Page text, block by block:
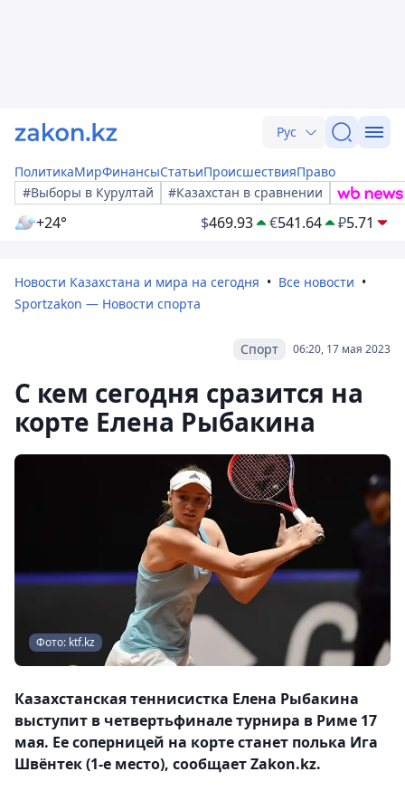
Рус
ПолитикаМирФинансыСтатьиПроисшествияПраво
#Выборы в Курултай
#Казахстан в сравнении
+24° $469.93 €541.64 ₽5.71
Новости Казахстана и мира на сегодня
Все новости
Sportzakon — Новости спорта
06:20, 17 мая 2023
Спорт
С кем сегодня сразится на
корте Елена Рыбакина
Фото: ktf.kz
Казахстанская теннисистка Елена Рыбакина
выступит в четвертьфинале турнира в Риме 17
мая. Ее соперницей на корте станет полька Ига
Швёнтек (1-е место), сообщает Zakon.kz.